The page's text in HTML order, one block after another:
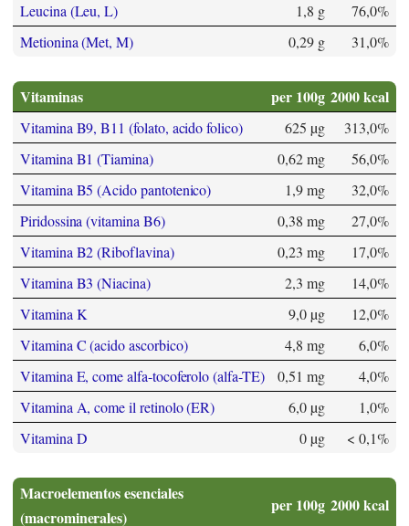
Leucina (Leu, L)
1,8 g
76,0%
Metionina (Met, M)
0,29 g 31,0%
Vitaminas per 100g 2000 kcal
Vitamina B9, B11 (folato, acido folico) 625 µg
313,0%
Vitamina B1 (Tiamina)
0,62 mg
56,0%
Vitamina B5 (Acido pantotenico)
1,9 mg
32,0%
Piridossina (vitamina B6)
0,38 mg
27,0%
Vitamina B2 (Riboflavina)
0,23 mg
17,0%
Vitamina B3 (Niacina)
2,3 mg
14,0%
Vitamina K
9,0 µg
12,0%
Vitamina C (acido ascorbico)
4,8 mg
6,0%
Vitamina E, come alfa-tocoferolo (alfa-TE)
0,51 mg
4,0%
Vitamina A, come il retinolo (ER)
6,0 µg
1,0%
Vitamina D
0 µg < 0,1%
Macroelementos esenciales
(macrominerales)
per 100g 2000 kcal